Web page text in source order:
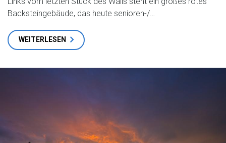
Backsteingebäude, das heute senioren-/…
WEITERLESEN